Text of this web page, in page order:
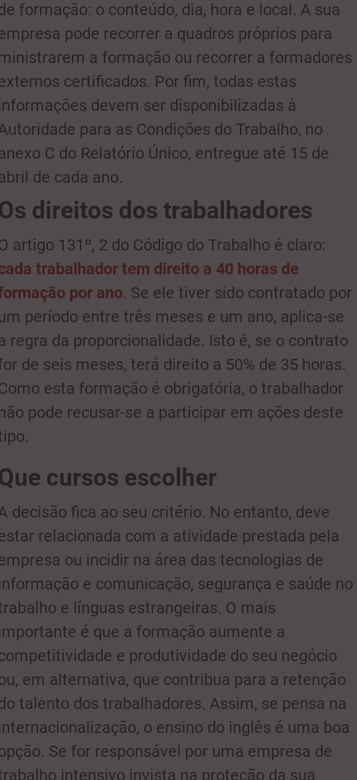
formação: o conteúdo, dia, hora e local. A sua
pode recorrer a quadros próprios para
a formação ou recorrer a formadores
certificados. Por fim, todas estas
devem ser disponibilizadas à
para as Condições do Trabalho, no
C do Relatório Único, entregue até 15 de
de cada ano.
direitos dos trabalhadores
artigo 131º, 2 do Código do Trabalho é claro:
trabalhador tem direito a 40 horas de
por ano. Se ele tiver sido contratado por
período entre três meses e um ano, aplica-se
regra da proporcionalidade. Isto é, se o contrato
de seis meses, terá direito a 50% de 35 horas.
esta formação é obrigatória, o trabalhador
pode recusar-se a participar em ações deste
cursos escolher
decisão fica ao seu critério. No entanto, deve
relacionada com a atividade prestada pela
ou incidir na área das tecnologias de
e comunicação, segurança e saúde no
e línguas estrangeiras. O mais
é que a formação aumente a
e produtividade do seu negócio
em alternativa, que contribua para a retenção
talento dos trabalhadores. Assim, se pensa na
o ensino do inglês é uma boa
Se for responsável por uma empresa de
intensivo invista na proteção da sua